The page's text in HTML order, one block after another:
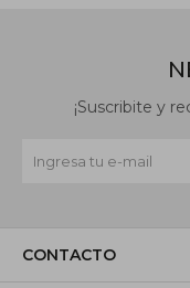
CONTACTO
¡Suscribite y